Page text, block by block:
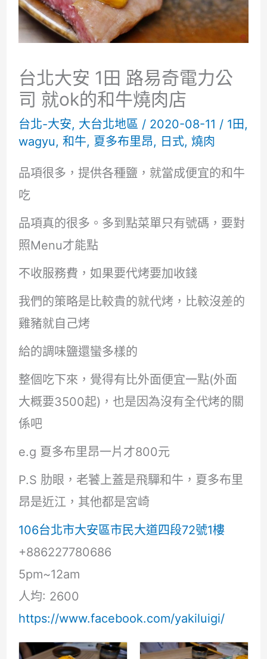
台北大安 1田 路易奇電力公
司 就ok的和牛燒肉店
台北-大安, 大台北地區 / 2020-08-11 / 1田 ,
wagyu, 和牛, 夏多布里昂, 日式, 燒肉
品項很多，提供各種鹽，就當成便宜的和牛
吃
品項真的很多。多到點菜單只有號碼，要對
照Menu才能點
不收服務費，如果要代烤要加收錢
我們的策略是比較貴的就代烤，比較沒差的
雞豬就自己烤
給的調味鹽還蠻多樣的
整個吃下來，覺得有比外面便宜一點(外面
大概要3500起)，也是因為沒有全代烤的關
係吧
e.g 夏多布里昂一片才800元
P.S 肋眼，老饕上蓋是飛驒和牛，夏多布里
昂是近江，其他都是宮崎
106台北市大安區市民大道四段72號1樓
+886227780686
5pm~12am
人均: 2600
https://www.facebook.com/yakiluigi/